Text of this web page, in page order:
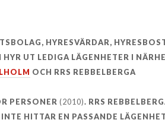
HYRESVÄRDAR,
HYR UT LEDIGA LÄGENHETER I
OCH RRS REBBELBERGA
PERSONER(2010). RRS
HITTAR EN PASSANDE